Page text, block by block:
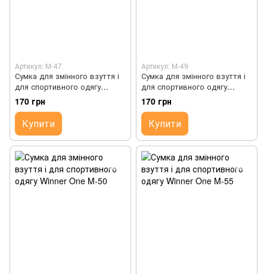
Артикул: M-47
Сумка для змінного взуття і
для спортивного одягу
Winner One M-47
170 грн
Купити
Артикул: M-49
Сумка для змінного взуття і
для спортивного одягу
Winner One M-49
170 грн
Купити